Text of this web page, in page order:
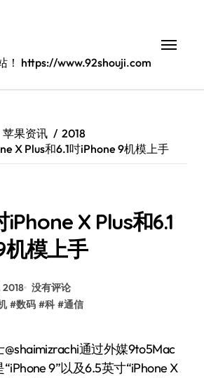
！ https://www.92shouji.com
苹果资讯
2018
X Plus和6.1吋iPhone 9机模上手
X Plus和6.1
机模上手
2018 没有评论
#数码 #科 #通信
9”以及6.5英寸“iPhone X